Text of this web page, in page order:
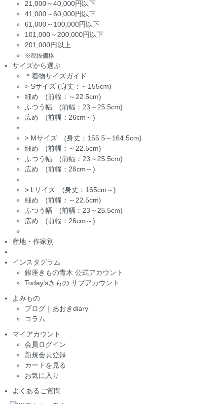
21,000～40,000円以下
41,000～60,000円以下
61,000～100,000円以下
101,000～200,000円以下
201,000円以上
※税抜価格
サイズから選ぶ
＊着物サイズガイド
> Sサイズ (身丈：～155cm)
細め (前幅：～22.5cm)
ふつう幅 (前幅：23～25.5cm)
広め (前幅：26cm～)
> Mサイズ (身丈：155.5～164.5cm)
細め (前幅：～22.5cm)
ふつう幅 (前幅：23～25.5cm)
広め (前幅：26cm～)
> Lサイズ (身丈：165cm～)
細め (前幅：～22.5cm)
ふつう幅 (前幅：23～25.5cm)
広め (前幅：26cm～)
産地・作家別
インスタグラム
銀座きもの青木 公式アカウント
Today'sきもの サブアカウント
よみもの
ブログ｜あおきdiary
コラム
マイアカウント
会員ログイン
新規会員登録
カートを見る
お気に入り
よくあるご質問